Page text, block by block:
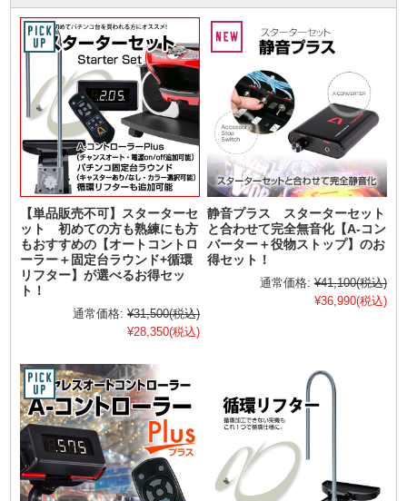
【単品販売不可】スターターセ
ット 初めての方も熟練にも方
もおすすめの【オートコントロ
ーラー＋固定台ラウンド+循環
リフター】が選べるお得セッ
ト！
通常価格: ¥31,500(税込)
¥28,350(税込)
静音プラス スターターセット
と合わせて完全無音化【A-コン
バーター＋役物ストップ】のお
得セット！
通常価格: ¥41,100(税込)
¥36,990(税込)